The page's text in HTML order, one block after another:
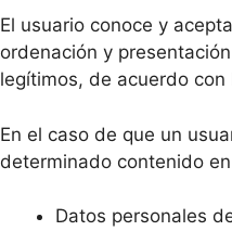
El usuario conoce y
ordenación y
legítimos, de acuerdo
En el caso de que un
determinado contenido
Datos personales